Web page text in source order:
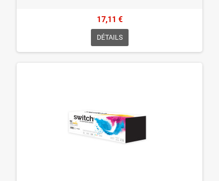
17,11 €
DÉTAILS